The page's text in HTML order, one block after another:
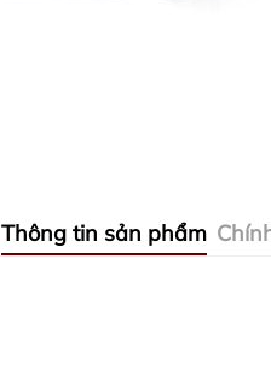
Thông tin sản phẩm